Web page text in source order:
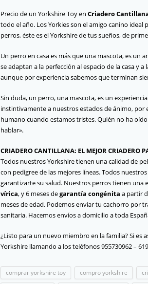
Precio de un Yorkshire Toy en Criadero
todo el año. Los Yorkies son el amigo canino
perros, éste es el Yorkshire de tus sueños, de
Un perro en casa es más que una mascota, es un
se adaptan a la perfección al espacio de la casa y
aunque por experiencia sabemos que terminan
Sin duda, un perro, una mascota, es un
instintivamente a nuestros estados de ánimo,
humano cuando estamos tristes. Quién no ha
hablar».
CRIADERO CANTILLANA: EL MEJOR CRIADERO
Todos nuestros Yorkshire tienen una calidad de
con pedigree de las mejores líneas. Todos
garantizarte su salud. Nuestros perros tienen una
vírica, y 6 meses degarantía congénita a partir
meses de edad. Podemos enviar tu cachorro por
sanitaria. Hacemos envíos a domicilio a toda
¿Listo para un nuevo miembro en la familia? Si es
Yorkshire llamando a los teléfonos 955730962 –
comprar yorkshire toy compro yorkshire